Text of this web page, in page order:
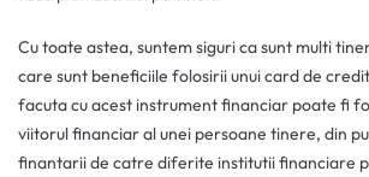
Cu toate astea, suntem siguri ca sunt multi
care sunt beneficiile folosirii unui card de
facuta cu acest instrument financiar poate fi
viitorul financiar al unei persoane tinere, din
finantarii de catre diferite institutii financiare